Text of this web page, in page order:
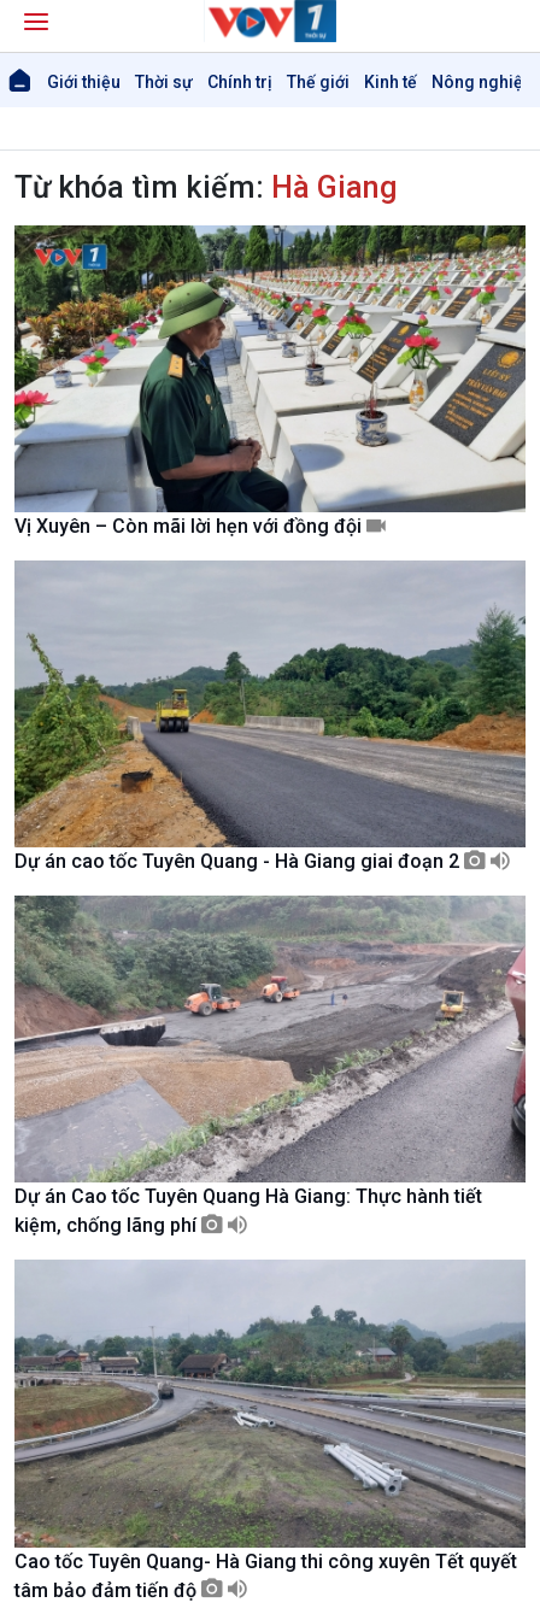
Giới thiệu Thời sự Chính trị Thế giới Kinh tế Nông nghiệp
Giới thiệu
Thời sự 6h
Thời sự 12h
Thời sự 18h
Thời sự 21h30
Chuyên mục
Theo dòng Thời sự
Chính trị
Chính phủ với người dân
Quốc hội với cử tri
Xây dựng đảng
Đảng trong cuộc sống
Nhận diện sự thật
Pháp luật và đời sống
Thế giới
Tin thế giới
Vấn đề quốc tế
Hồ sơ sự kiện quốc tế
Thế giới & Việt Nam
Biên cương - Một dải vững
bền
Từ khóa tìm kiếm: Hà Giang
Vị Xuyên – Còn mãi lời hẹn với đồng đội
Dự án cao tốc Tuyên Quang - Hà Giang giai đoạn 2
Dự án Cao tốc Tuyên Quang Hà Giang: Thực hành tiết
kiệm, chống lãng phí
Cao tốc Tuyên Quang- Hà Giang thi công xuyên Tết quyết
tâm bảo đảm tiến độ